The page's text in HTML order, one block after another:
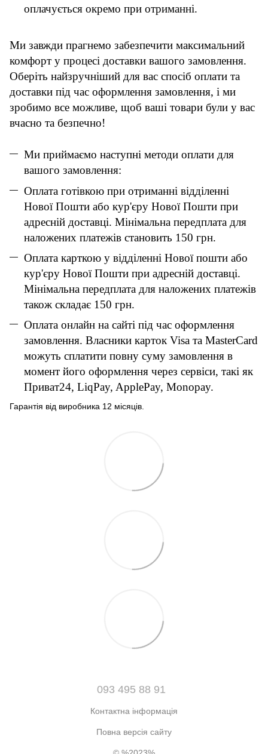
оплачується окремо при отриманні.
Ми завжди прагнемо забезпечити максимальний
комфорт у процесі доставки вашого замовлення.
Оберіть найзручніший для вас спосіб оплати та
доставки під час оформлення замовлення, і ми
зробимо все можливе, щоб ваші товари були у вас
вчасно та безпечно!
Ми приймаємо наступні методи оплати для
вашого замовлення:
Оплата готівкою при отриманні відділенні
Нової Пошти або кур'єру Нової Пошти при
адресній доставці. Мінімальна передплата для
наложених платежів становить 150 грн.
Оплата карткою у відділенні Нової пошти або
кур'єру Нової Пошти при адресній доставці.
Мінімальна передплата для наложених платежів
також складає 150 грн.
Оплата онлайн на сайті під час оформлення
замовлення. Власники карток Visa та MasterCard
можуть сплатити повну суму замовлення в
момент його оформлення через сервіси, такі як
Приват24, LiqPay, ApplePay, Monopay.
Гарантія від виробника 12 місяців.
093 495 88 91
Контактна інформація
Повна версія сайту